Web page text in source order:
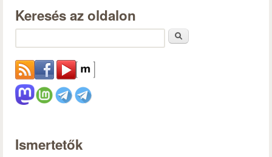
Keresés az oldalon
Ismertetők